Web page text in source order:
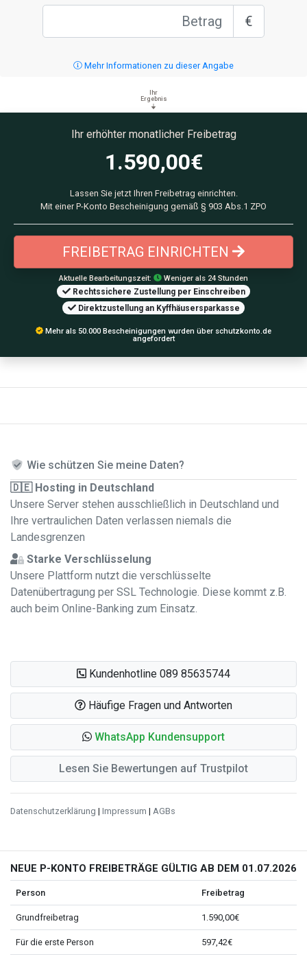
€
Mehr Informationen zu dieser Angabe
Ihr
Ergebnis
Ihr erhöhter monatlicher Freibetrag
1.590,00€
Lassen Sie jetzt Ihren Freibetrag einrichten.
Mit einer P-Konto Bescheinigung gemäß § 903 Abs.1 ZPO
FREIBETRAG EINRICHTEN
Aktuelle Bearbeitungszeit: Weniger als 24 Stunden
Rechtssichere Zustellung per Einschreiben
Direktzustellung an Kyffhäusersparkasse
Mehr als 50.000 Bescheinigungen wurden über schutzkonto.de
angefordert
Wie schützen Sie meine Daten?
🇩🇪 Hosting in Deutschland
Unsere Server stehen ausschließlich in Deutschland und
Ihre vertraulichen Daten verlassen niemals die
Landesgrenzen
Starke Verschlüsselung
Unsere Plattform nutzt die verschlüsselte
Datenübertragung per SSL Technologie. Diese kommt z.B.
auch beim Online-Banking zum Einsatz.
Kundenhotline 089 85635744
Häufige Fragen und Antworten
WhatsApp Kundensupport
Lesen Sie Bewertungen auf Trustpilot
Datenschutzerklärung | Impressum | AGBs
NEUE P-KONTO FREIBETRÄGE GÜLTIG AB DEM 01.07.2026
Person Freibetrag
Grundfreibetrag 1.590,00€
Für die erste Person 597,42€